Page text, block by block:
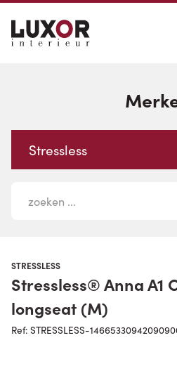
Stressless
STRESSLESS
Stressless® Anna A1
longseat (M)
Ref: STRESSLESS-